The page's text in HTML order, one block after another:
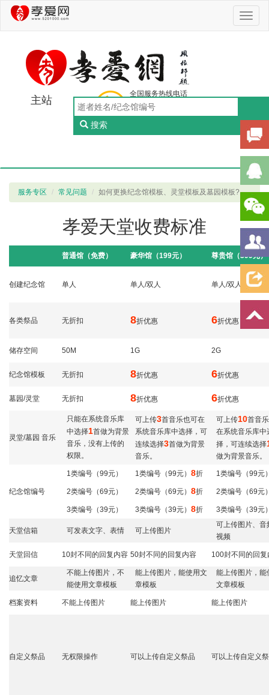
主站
搜索
全国服务热线电话
0756-5505888
工作日：9:00-18:00（周一至周五）
服务专区 常见问题 如何更换纪念馆模板、灵堂模板及墓园模板?
孝爱天堂收费标准
普通馆（免费） 豪华馆（199元） 尊贵馆（399元）
创建纪念馆 单人 单人/双人 单人/双人/三人
各类祭品 无折扣 8折优惠 6折优惠
储存空间 50M 1G 2G
纪念馆模板 无折扣 8折优惠 6折优惠
墓园/灵堂 无折扣 8折优惠 6折优惠
灵堂/墓园 音乐
只能在系统音乐库
中选择1首做为背景
音乐，没有上传的
权限。
可上传3首音乐也可在
系统音乐库中选择，可
连续选择3首做为背景
音乐。
可上传10首音
在系统音乐库中
择，可连续选择
做为背景音乐。
纪念馆编号
1类编号（99元） 1类编号（99元） 8折 1类编号（99元
2类编号（69元） 2类编号（69元） 8折 2类编号（69元
3类编号（39元） 3类编号（39元） 8折 3类编号（39元
天堂信箱 可发表文字、表情 可上传图片
可上传图片、音
视频
天堂回信 10封不同的回复内容 50封不同的回复内容 100封不同的回复
追忆文章
不能上传图片，不
能使用文章模板
能上传图片，能使用文
章模板
能上传图片，能
文章模板
档案资料 不能上传图片 能上传图片 能上传图片
自定义祭品 无权限操作 可以上传自定义祭品 可以上传自定义